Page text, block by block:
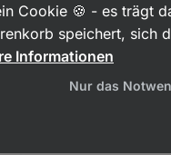
Ausgezeichnete
Rezension als hilfreich
Reagieren
Cookie 🍪 - es trägt
speichert, sich
Informationen
Nur das